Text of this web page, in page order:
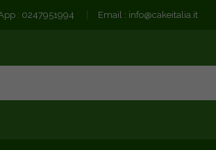
: 0247951994 Email : info@cakeitalia.it